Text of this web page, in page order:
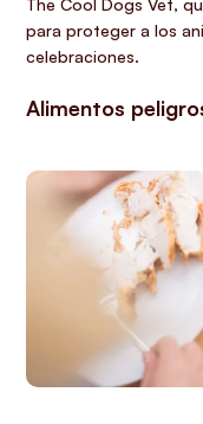
The Cool Dogs Vet,
para proteger a los
celebraciones.
Alimentos